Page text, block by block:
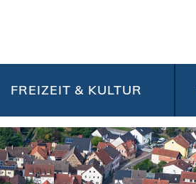
FREIZEIT & KULTUR